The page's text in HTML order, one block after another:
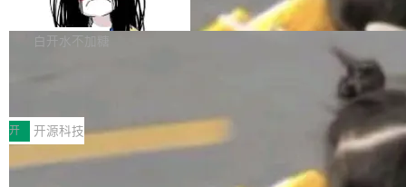
维基百科的替代方案。Lawfare 调查发现，无论
热门页面还是低关注度页面，均未出现近期更
erceptor…五六步之后才能看到第一行翻译文
本。 Solon 换了个方式。整个 i18n 模块围绕三
支持 UPDATE、MERGE INTO 与 Iceb
erg V3
Apache Doris 4.1 要补齐的，正是缺失的那一
半。在已有查询能力的基础上，Doris 进一步支
常维护操作，并完整支持 Iceberg V3 格式。
白开水不加糖
村国家自主创新示范区会议中心开幕。本届大会
由中关村智联软件服务业质量创新联盟主办，以
“智构可信·质创未来——AI原生时代的质量新范
开 开源科技
让非法状态不可表示：一篇关于 ADT